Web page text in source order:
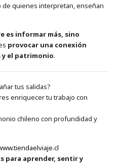
de quienes interpretan, enseñan
es informar más, sino
provocar una conexión
el patrimonio.
tus salidas?
enriquecer tu trabajo con
chileno con profundidad y
para aprender, sentir y